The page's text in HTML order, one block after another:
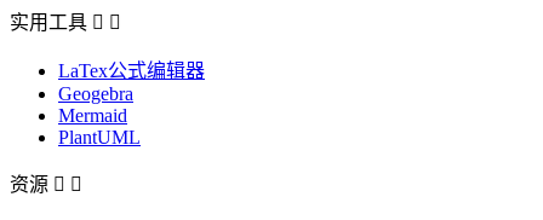
实用工具  
LaTex公式编辑器
Geogebra
Mermaid
PlantUML
资源  